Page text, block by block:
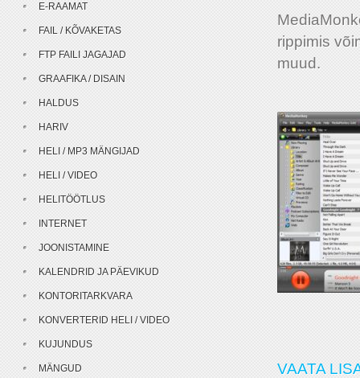
rippimis
muud.
VAATA
E-RAAMAT
FAIL / KÕVAKETAS
FTP FAILI JAGAJAD
GRAAFIKA / DISAIN
HALDUS
HARIV
HELI / MP3 MÄNGIJAD
HELI / VIDEO
HELITÖÖTLUS
INTERNET
JOONISTAMINE
KALENDRID JA PÄEVIKUD
KONTORITARKVARA
KONVERTERID HELI / VIDEO
KUJUNDUS
MÄNGUD